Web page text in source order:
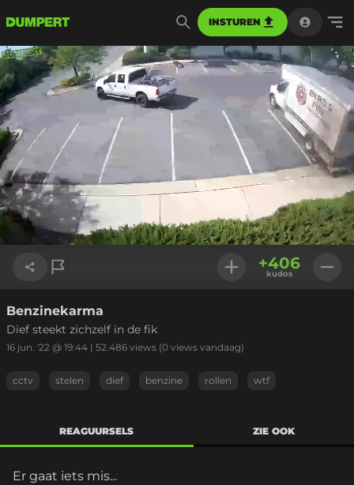
INSTUREN
Geladen
90.00%
Link kopiëren
+406
kudos
Benzinekarma
Dief steekt zichzelf in de fik
16 jun. '22 @ 19:44 | 52.486 views (0 views vandaag)
cctv stelen dief benzine rollen wtf
REAGUURSELS ZIE OOK
Er gaat iets mis...